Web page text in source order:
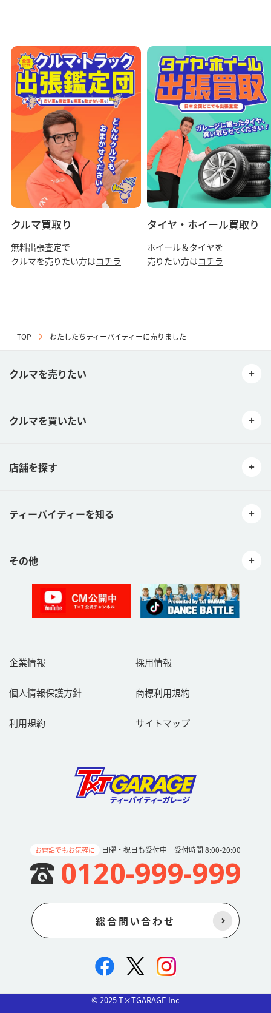
クルマ買取り
無料出張査定で
クルマを売りたい方はコチラ
タイヤ・ホイール買取り
ホイール＆タイヤを
売りたい方はコチラ
TOP わたしたちティーバイティーに売りました
お電話でもお気軽に 日曜・祝日も受付中 受付時間 8:00-20:00
0120-999-999
総合問い合わせ
クルマを売りたい
クルマを買いたい
店舗を探す
ティーバイティーを知る
その他
企業情報 採用情報
個人情報保護方針 商標利用規約
利用規約 サイトマップ
© 2025 T×TGARAGE Inc